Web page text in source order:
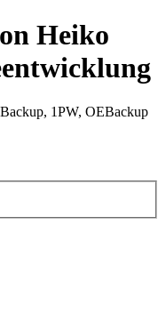
Heiko
1PW, OEBackup